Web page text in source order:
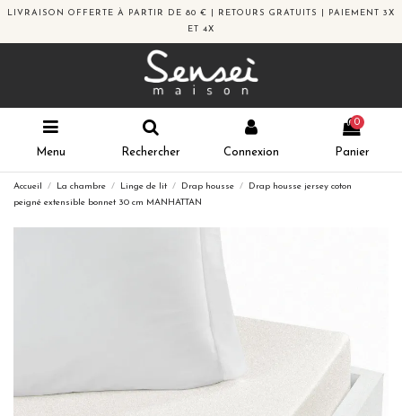
LIVRAISON OFFERTE À PARTIR DE 80 € | RETOURS GRATUITS | PAIEMENT 3X
ET 4X
Menu Rechercher Connexion
0
Panier
Accueil La chambre Linge de lit Drap housse
Drap housse jersey coton
peigné extensible bonnet 30 cm MANHATTAN